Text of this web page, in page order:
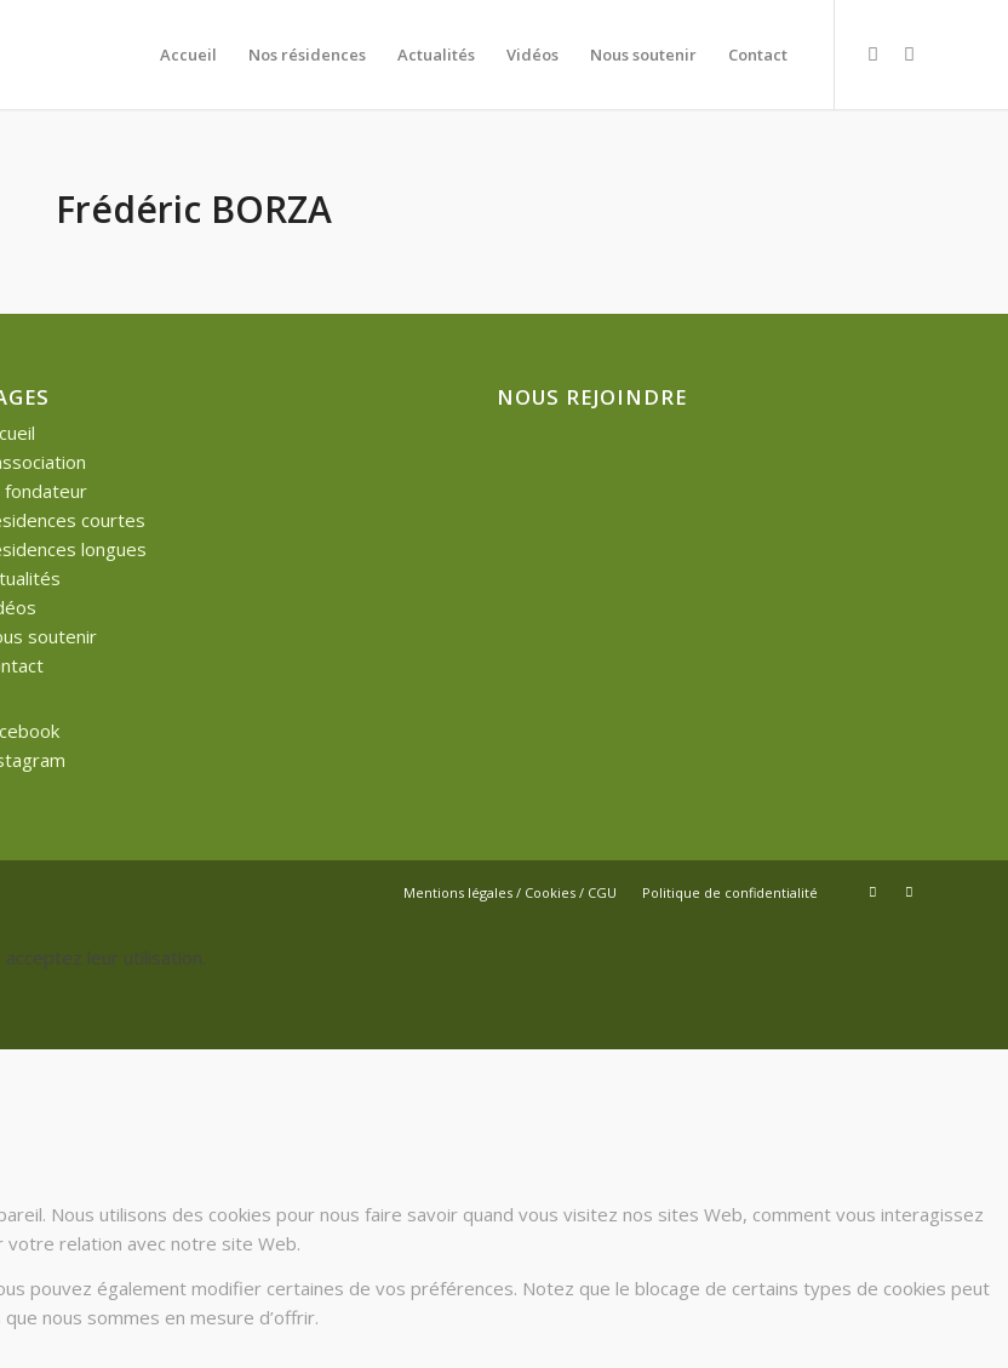
Accueil Nos résidences Actualités Vidéos Nous soutenir Contact
Frédéric BORZA
fondateur
courtes
longues
soutenir
NOUS REJOINDRE
Mentions légales / Cookies / CGU Politique de confidentialité
leur utilisation.
Nous utilisons des cookies pour nous faire savoir quand vous visitez nos sites Web, comment vous interagissez
relation avec notre site Web.
pouvez également modifier certaines de vos préférences. Notez que le blocage de certains types de cookies peut
nous sommes en mesure d’offrir.